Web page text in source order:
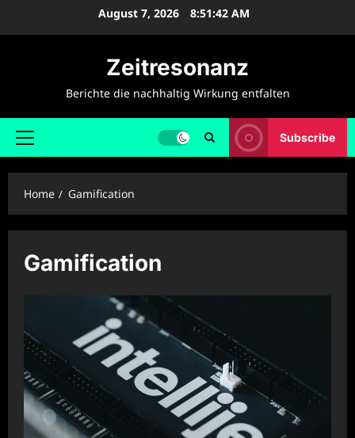
August 7, 2026 8:51:42 AM
Zeitresonanz
Berichte die nachhaltig Wirkung entfalten
Primary
Subscribe
Home Gamification
Gamification